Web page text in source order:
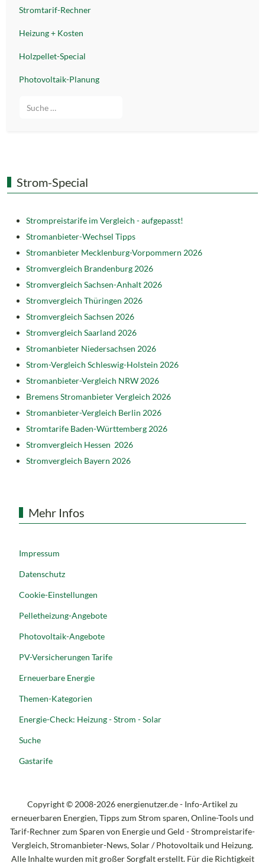
Stromtarif-Rechner
Heizung + Kosten
Holzpellet-Special
Photovoltaik-Planung
Strom-Special
Strompreistarife im Vergleich - aufgepasst!
Stromanbieter-Wechsel Tipps
Stromanbieter Mecklenburg-Vorpommern 2026
Stromvergleich Brandenburg 2026
Stromvergleich Sachsen-Anhalt 2026
Stromvergleich Thüringen 2026
Stromvergleich Sachsen 2026
Stromvergleich Saarland 2026
Stromanbieter Niedersachsen 2026
Strom-Vergleich Schleswig-Holstein 2026
Stromanbieter-Vergleich NRW 2026
Bremens Stromanbieter Vergleich 2026
Stromanbieter-Vergleich Berlin 2026
Stromtarife Baden-Württemberg 2026
Stromvergleich Hessen 2026
Stromvergleich Bayern 2026
Mehr Infos
Impressum
Datenschutz
Cookie-Einstellungen
Pelletheizung-Angebote
Photovoltaik-Angebote
PV-Versicherungen Tarife
Erneuerbare Energie
Themen-Kategorien
Energie-Check: Heizung - Strom - Solar
Suche
Gastarife
Copyright © 2008-2026 energienutzer.de - Info-Artikel zu
erneuerbaren Energien, Tipps zum Strom sparen, Online-Tools und
Tarif-Rechner zum Sparen von Energie und Geld - Strompreistarife-
Vergleich, Stromanbieter-News, Solar / Photovoltaik und Heizung.
Alle Inhalte wurden mit großer Sorgfalt erstellt. Für die Richtigkeit